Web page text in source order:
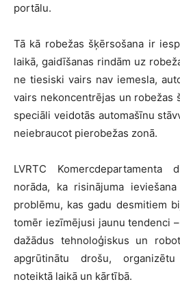
portālu.
Tā kā robežas šķērsošana ir
laikā, gaidīšanas rindām uz
ne tiesiski vairs nav iemesla,
vairs nekoncentrējas un robežas
speciāli veidotās automašīnu
neiebraucot pierobežas zonā.
LVRTC
norāda, ka risinājuma
problēmu, kas gadu desmitiem
tomēr iezīmējusi jaunu tendenci
dažādus tehnoloģiskus un
apgrūtinātu drošu,
noteiktā laikā un kārtībā.